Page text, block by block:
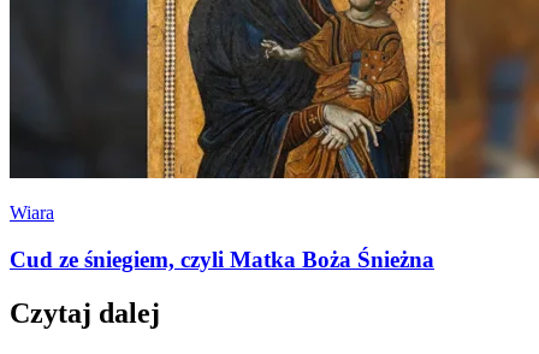
Wiara
Cud ze śniegiem, czyli Matka Boża Śnieżna
Czytaj dalej